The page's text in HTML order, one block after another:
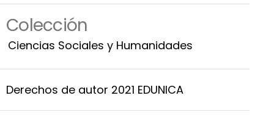
Colección
Ciencias Sociales y Humanidades
Derechos de autor 2021 EDUNICA